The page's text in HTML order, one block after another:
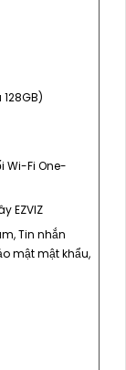
Wi-Fi One-
EZVIZ
Tin nhắn
mật mật khẩu,